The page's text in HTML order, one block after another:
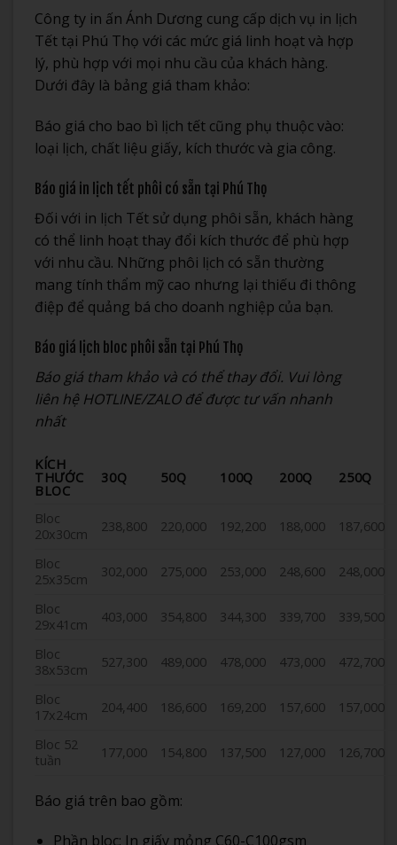
Công ty in ấn Ánh Dương cung cấp dịch vụ in lịch
Tết tại Phú Thọ với các mức giá linh hoạt và hợp
lý, phù hợp với mọi nhu cầu của khách hàng.
Dưới đây là bảng giá tham khảo:
Báo giá cho bao bì lịch tết cũng phụ thuộc vào:
loại lịch, chất liệu giấy, kích thước và gia công.
Báo giá in lịch tết phôi có sẵn tại Phú Thọ
Đối với in lịch Tết sử dụng phôi sẵn, khách hàng
có thể linh hoạt thay đổi kích thước để phù hợp
với nhu cầu. Những phôi lịch có sẵn thường
mang tính thẩm mỹ cao nhưng lại thiếu đi thông
điệp để quảng bá cho doanh nghiệp của bạn.
Báo giá lịch bloc phôi sẵn tại Phú Thọ
Báo giá tham khảo và có thể thay đổi. Vui lòng
liên hệ HOTLINE/ZALO để được tư vấn nhanh
nhất
KÍCH
THƯỚC
BLOC
30Q 50Q 100Q 200Q 250Q
Bloc
20x30cm
238,800 220,000 192,200 188,000 187,600
Bloc
25x35cm
302,000 275,000 253,000 248,600 248,000
Bloc
29x41cm
403,000 354,800 344,300 339,700 339,500
Bloc
38x53cm
527,300 489,000 478,000 473,000 472,700
Bloc
17x24cm
204,400 186,600 169,200 157,600 157,000
Bloc 52
tuần
177,000 154,800 137,500 127,000 126,700
Báo giá trên bao gồm:
Phần bloc: In giấy mỏng C60-C100gsm